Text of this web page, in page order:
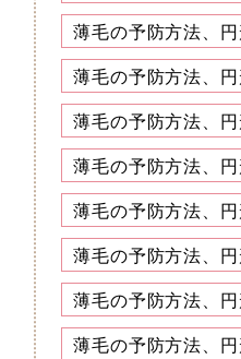
薄毛の予防方法、
薄毛の予防方法、
薄毛の予防方法、
薄毛の予防方法、
薄毛の予防方法、
薄毛の予防方法、
薄毛の予防方法、
薄毛の予防方法、